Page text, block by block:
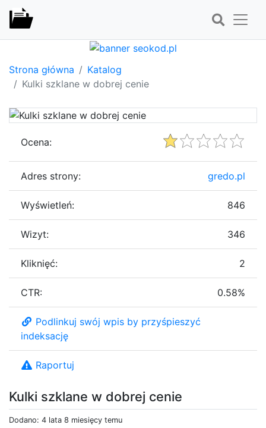
Strona główna
Katalog
Kulki szklane w dobrej cenie
Kulki szklane w dobrej cenie
Dodano: 4 lata 8 miesięcy temu
Ocena:
Adres strony: gredo.pl
Wyświetleń: 846
Wizyt: 346
Kliknięć: 2
CTR: 0.58%
Podlinkuj swój wpis by przyśpieszyć
indeksację
Raportuj